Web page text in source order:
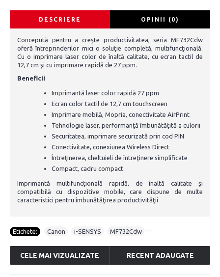
DESCRIERE OPINII (0)
Concepută pentru a creşte productivitatea, seria MF732Cdw
oferă întreprinderilor mici o soluţie completă, multifuncţională.
Cu o imprimare laser color de înaltă calitate, cu ecran tactil de
12,7 cm şi cu imprimare rapidă de 27 ppm.
Beneficii
Imprimantă laser color rapidă 27 ppm
Ecran color tactil de 12,7 cm touchscreen
Imprimare mobilă, Mopria, conectivitate AirPrint
Tehnologie laser, performanţă îmbunătăţită a culorii
Securitatea, imprimare securizată prin cod PIN
Conectivitate, conexiunea Wireless Direct
Întreţinerea, cheltuieli de întreţinere simplificate
Compact, cadru compact
Imprimantă multifuncţională rapidă, de înaltă calitate şi
compatibilă cu dispozitive mobile, care dispune de multe
caracteristici pentru îmbunătăţirea productivităţii
Etichete: Canon i-SENSYS MF732Cdw
CELE MAI VIZUALIZATE RECENT ADAUGATE